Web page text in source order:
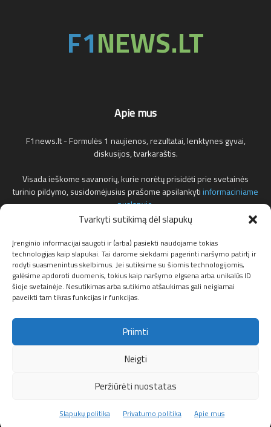
Tvarkyti sutikimą dėl slapukų
Įrenginio informacijai saugoti ir (arba) pasiekti naudojame tokias
technologijas kaip slapukai. Tai darome siekdami pagerinti naršymo patirtį ir
rodyti suasmenintus skelbimus. Jei sutiksime su šiomis technologijomis,
galėsime apdoroti duomenis, tokius kaip naršymo elgsena arba unikalūs ID
šioje svetainėje. Nesutikimas arba sutikimo atšaukimas gali neigiamai
paveikti tam tikras funkcijas ir funkcijas.
Priimti
Neigti
Peržiūrėti nuostatas
Slapukų politika Privatumo politika Apie mus
Apie mus
F1news.lt - Formulės 1 naujienos, rezultatai, lenktynes gyvai,
diskusijos, tvarkaraštis.
Visada ieškome savanorių, kurie norėtų prisidėti prie svetainės
turinio pildymo, susidomėjusius prašome apsilankytiinformaciniame
puslapyje.
adresu.
Susisiekite:info@f1news.lt
Privatumo politika
© F1news.lt